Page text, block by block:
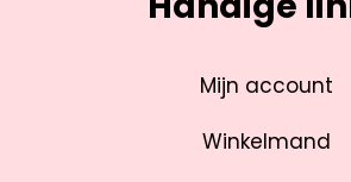
Mijn account
Winkelmand